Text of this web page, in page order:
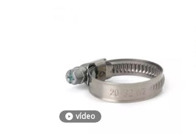
vídeo